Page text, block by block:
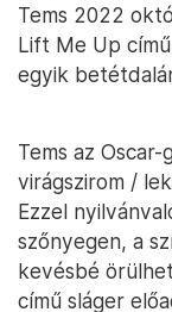
Tems 2022
Lift Me Up
egyik
Tems az
virágszirom /
Ezzel
szőnyegen, a
kevésbé
című sláger